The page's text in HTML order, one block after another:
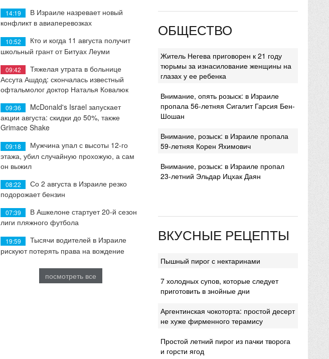
14:19
В Израиле назревает новый
конфликт в авиаперевозках
10:52
Кто и когда 11 августа получит
школьный грант от Битуах Леуми
09:42
Тяжелая утрата в больнице
Ассута Ашдод: скончалась известный
офтальмолог доктор Наталья Ковалюк
09:36
McDonald's Israel запускает
акции августа: скидки до 50%, также
Grimace Shake
09:18
Мужчина упал с высоты 12-го
этажа, убил случайную прохожую, а сам
он выжил
08:22
Со 2 августа в Израиле резко
подорожает бензин
07:39
В Ашкелоне стартует 20-й сезон
лиги пляжного футбола
19:59
Тысячи водителей в Израиле
рискуют потерять права на вождение
посмотреть все
ОБЩЕСТВО
Житель Негева приговорен к 21 году
тюрьмы за изнасилование женщины на
глазах у ее ребенка
Внимание, опять розыск: в Израиле
пропала 56-летняя Сигалит Гарсия Бен-
Шошан
Внимание, розыск: в Израиле пропала
59-летняя Корен Яхимович
Внимание, розыск: в Израиле пропал
23-летний Эльдар Ицхак Даян
ВКУСНЫЕ РЕЦЕПТЫ
Пышный пирог с нектаринами
7 холодных супов, которые следует
приготовить в знойные дни
Аргентинская чокоторта: простой десерт
не хуже фирменного терамису
Простой летний пирог из пачки творога
и горсти ягод